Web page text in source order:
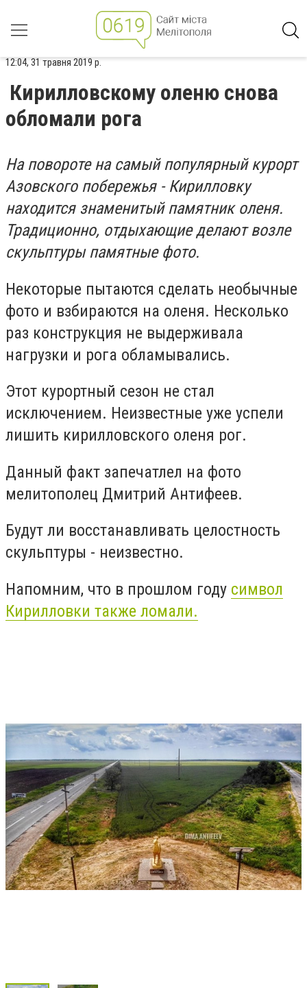
12:04, 31 травня 2019 р.
Кирилловскому оленю снова
обломали рога
На повороте на самый популярный курорт
Азовского побережья - Кирилловку
находится знаменитый памятник оленя.
Традиционно, отдыхающие делают возле
скульптуры памятные фото.
Некоторые пытаются сделать необычные
фото и взбираются на оленя. Несколько
раз конструкция не выдерживала
нагрузки и рога обламывались.
Этот курортный сезон не стал
исключением. Неизвестные уже успели
лишить кирилловского оленя рог.
Данный факт запечатлел на фото
мелитополец Дмитрий Антифеев.
Будут ли восстанавливать целостность
скульптуры - неизвестно.
Напомним, что в прошлом году символ
Кирилловки также ломали.